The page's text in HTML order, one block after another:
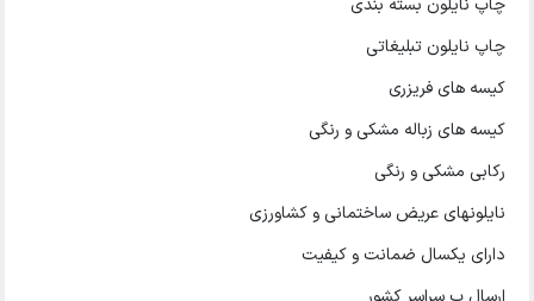
چاپ نایلون تبلیغاتی
کیسه های فریزری
کیسه های زباله مشکی و رنگی
رکابی مشکی و رنگی
نایلونهای عریض ساختمانی و کشاورزی
دارای یکسال ضمانت و کیفیت